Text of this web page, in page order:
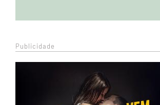
Publicidade